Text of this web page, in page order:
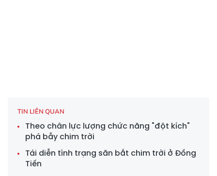
TIN LIÊN QUAN
Theo chân lực lượng chức năng "đột kích"
phá bẫy chim trời
Tái diễn tình trạng săn bắt chim trời ở Đồng
Tiến